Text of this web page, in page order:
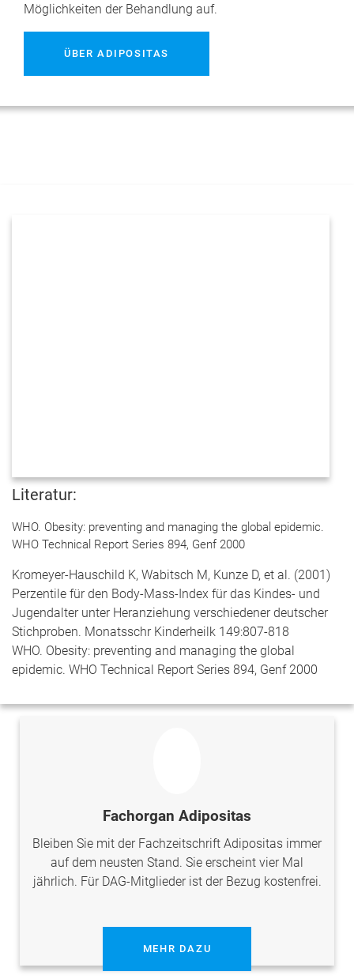
Möglichkeiten der Behandlung auf.
ÜBER ADIPOSITAS
Literatur:
WHO. Obesity: preventing and managing the global epidemic.
WHO Technical Report Series 894, Genf 2000
Kromeyer-Hauschild K, Wabitsch M, Kunze D, et al. (2001)
Perzentile für den Body-Mass-Index für das Kindes- und
Jugendalter unter Heranziehung verschiedener deutscher
Stichproben. Monatsschr Kinderheilk 149:807-818
WHO. Obesity: preventing and managing the global
epidemic. WHO Technical Report Series 894, Genf 2000
Fachorgan Adipositas
Bleiben Sie mit der Fachzeitschrift Adipositas immer
auf dem neusten Stand. Sie erscheint vier Mal
jährlich. Für DAG-Mitglieder ist der Bezug kostenfrei.
MEHR DAZU